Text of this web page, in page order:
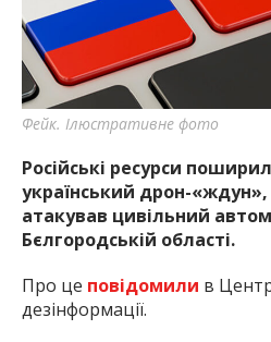
міста
Фейк. Ілюстративне фото
Російські ресурси
український дрон-
атакував цивільний
Бєлгородській області.
Про це повідомили в
дезінформації.